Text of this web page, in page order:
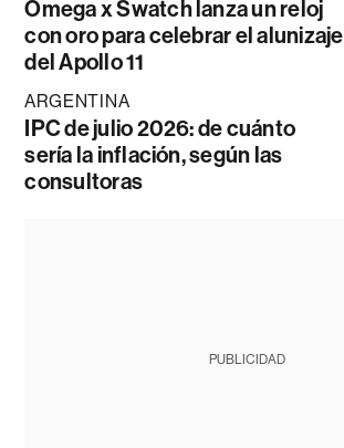
Omega x Swatch lanza un reloj
con oro para celebrar el alunizaje
del Apollo 11
ARGENTINA
IPC de julio 2026: de cuánto
sería la inflación, según las
consultoras
PUBLICIDAD